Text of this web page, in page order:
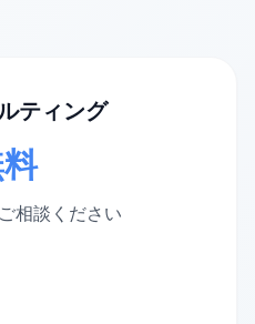
ティング
相談ください